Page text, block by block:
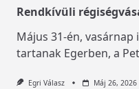
Rendkívüli
Május 31-én,
tartanak Egerben, a
Egri Válasz Máj 26, 2026